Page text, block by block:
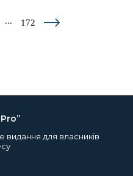
... 172
видання для власників